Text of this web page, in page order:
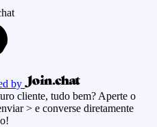
by
cliente, tudo bem? Aperte o
> e converse diretamente